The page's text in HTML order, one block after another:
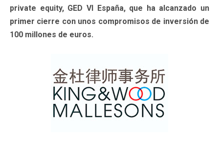
private equity, GED VI España, que ha alcanzado un
primer cierre con unos compromisos de inversión de
100 millones de euros.